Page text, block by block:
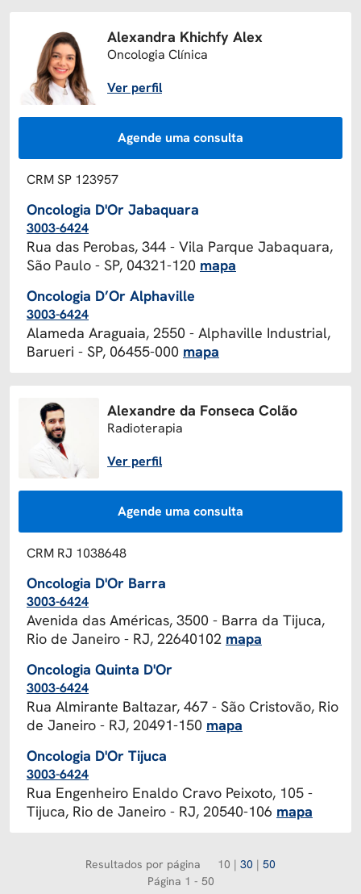
Alexandra Khichfy Alex
Oncologia Clínica
Ver perfil
Agende uma consulta
CRM SP 123957
Oncologia D'Or Jabaquara
3003-6424
Rua das Perobas, 344 - Vila Parque Jabaquara,
São Paulo - SP, 04321-120 mapa
Oncologia D’Or Alphaville
3003-6424
Alameda Araguaia, 2550 - Alphaville Industrial,
Barueri - SP, 06455-000 mapa
Alexandre da Fonseca Colão
Radioterapia
Ver perfil
Agende uma consulta
CRM RJ 1038648
Oncologia D'Or Barra
3003-6424
Avenida das Américas, 3500 - Barra da Tijuca,
Rio de Janeiro - RJ, 22640102 mapa
Oncologia Quinta D'Or
3003-6424
Rua Almirante Baltazar, 467 - São Cristovão, Rio
de Janeiro - RJ, 20491-150 mapa
Oncologia D'Or Tijuca
3003-6424
Rua Engenheiro Enaldo Cravo Peixoto, 105 -
Tijuca, Rio de Janeiro - RJ, 20540-106 mapa
Resultados por página 10 | 30 | 50
Página 1 - 50